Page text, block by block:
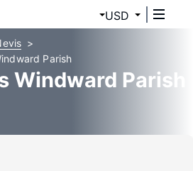
USD
Parish
Windward Parish